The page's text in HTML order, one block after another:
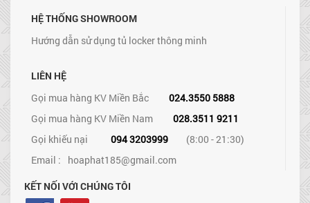
HỆ THỐNG SHOWROOM
Hướng dẫn sử dụng tủ locker thông minh
LIÊN HỆ
Gọi mua hàng KV Miền Bắc
024.3550 5888
Gọi mua hàng KV Miền Nam
028.3511 9211
Gọi khiếu nại
094 3203999
(8:00 - 21:30)
Email : hoaphat185@gmail.com
KẾT NỐI VỚI CHÚNG TÔI